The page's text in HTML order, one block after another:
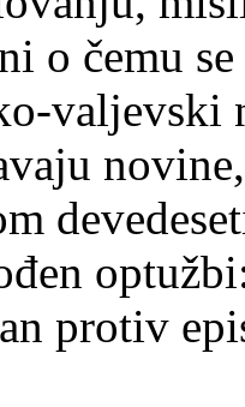
o čemu
valjevski
protiv